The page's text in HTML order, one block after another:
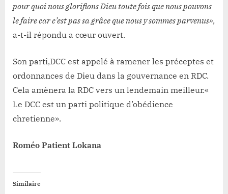
pour quoi nous glorifions Dieu toute fois que nous pouvons
le faire car c’est pas sa grâce que nous y sommes parvenus»,
a-t-il répondu a cœur ouvert.
Son parti,DCC est appelé à ramener les préceptes et
ordonnances de Dieu dans la gouvernance en RDC.
Cela amènera la RDC vers un lendemain meilleur.«
Le DCC est un parti politique d’obédience
chretienne».
Roméo Patient Lokana
Similaire